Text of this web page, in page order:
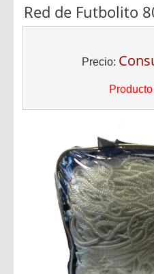
Red de Futbolito
Precio: